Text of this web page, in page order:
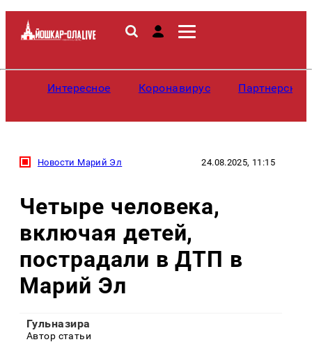
Интересное Коронавирус
Новости Марий Эл 24.08.2025, 11:15
Четыре человека,
включая детей,
пострадали в ДТП в
Марий Эл
Гульназира
Автор статьи